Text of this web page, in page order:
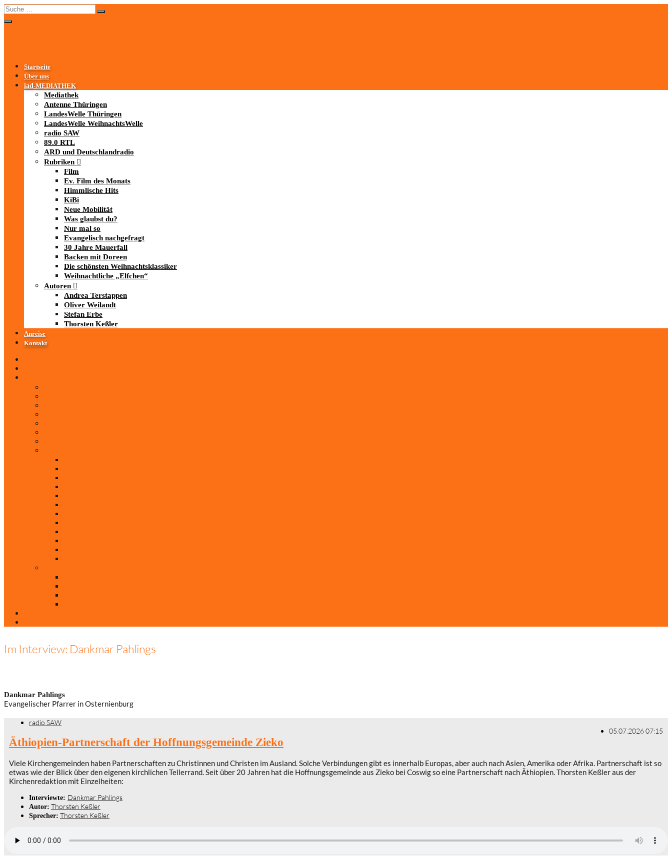
Startseite
Über uns
iad-MEDIATHEK
Mediathek
Antenne Thüringen
LandesWelle Thüringen
LandesWelle WeihnachtsWelle
radio SAW
89.0 RTL
ARD und Deutschlandradio
Rubriken
Film
Ev. Film des Monats
Himmlische Hits
KiBi
Neue Mobilität
Was glaubst du?
Nur mal so
Evangelisch nachgefragt
30 Jahre Mauerfall
Backen mit Doreen
Die schönsten Weihnachtsklassiker
Weihnachtliche „Elfchen“
Autoren
Andrea Terstappen
Oliver Weilandt
Stefan Erbe
Thorsten Keßler
Anreise
Kontakt
Im Interview: Dankmar Pahlings
Dankmar Pahlings
Evangelischer Pfarrer in Osternienburg
radio SAW
05.07.2026 07:15
Äthiopien-Partnerschaft der Hoffnungsgemeinde Zieko
Viele Kirchengemeinden haben Partnerschaften zu Christinnen und Christen im Ausland. Solche Verbindungen gibt es innerhalb Europas, aber auch nach Asien, Amerika oder Afrika. Partnerschaft ist so
etwas wie der Blick über den eigenen kirchlichen Tellerrand. Seit über 20 Jahren hat die Hoffnungsgemeinde aus Zieko bei Coswig so eine Partnerschaft nach Äthiopien. Thorsten Keßler aus der
Kirchenredaktion mit Einzelheiten:
Interviewte: Dankmar Pahlings
Autor: Thorsten Keßler
Sprecher: Thorsten Keßler